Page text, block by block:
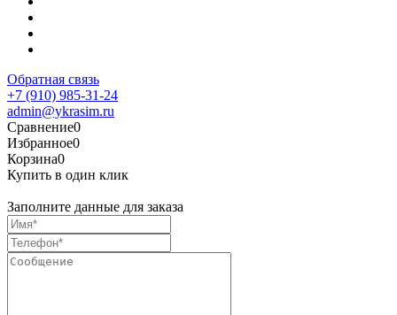
Обратная связь
+7 (910) 985-31-24
admin@ykrasim.ru
Сравнение0
Избранное0
Корзина0
Купить в один клик
Заполните данные для заказа